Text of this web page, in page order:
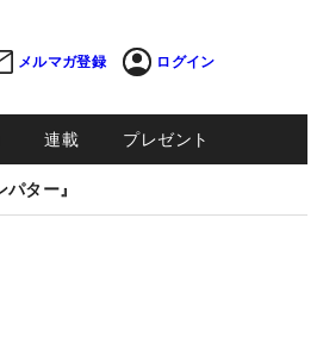
メルマガ登録 ログイン
連載 プレゼント
ター』